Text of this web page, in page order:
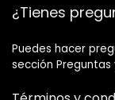
¿Tienes
Puedes hacer
sección Preguntas